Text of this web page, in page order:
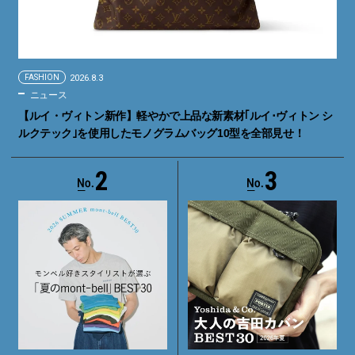
FASHION 2026.8.3
ニュース
【ルイ・ヴィトン新作】軽やかで上品な新素材｢ルイ･ヴィトン シ
ルクテック｣を使用したモノグラムバッグ10型を全部見せ！
2 3